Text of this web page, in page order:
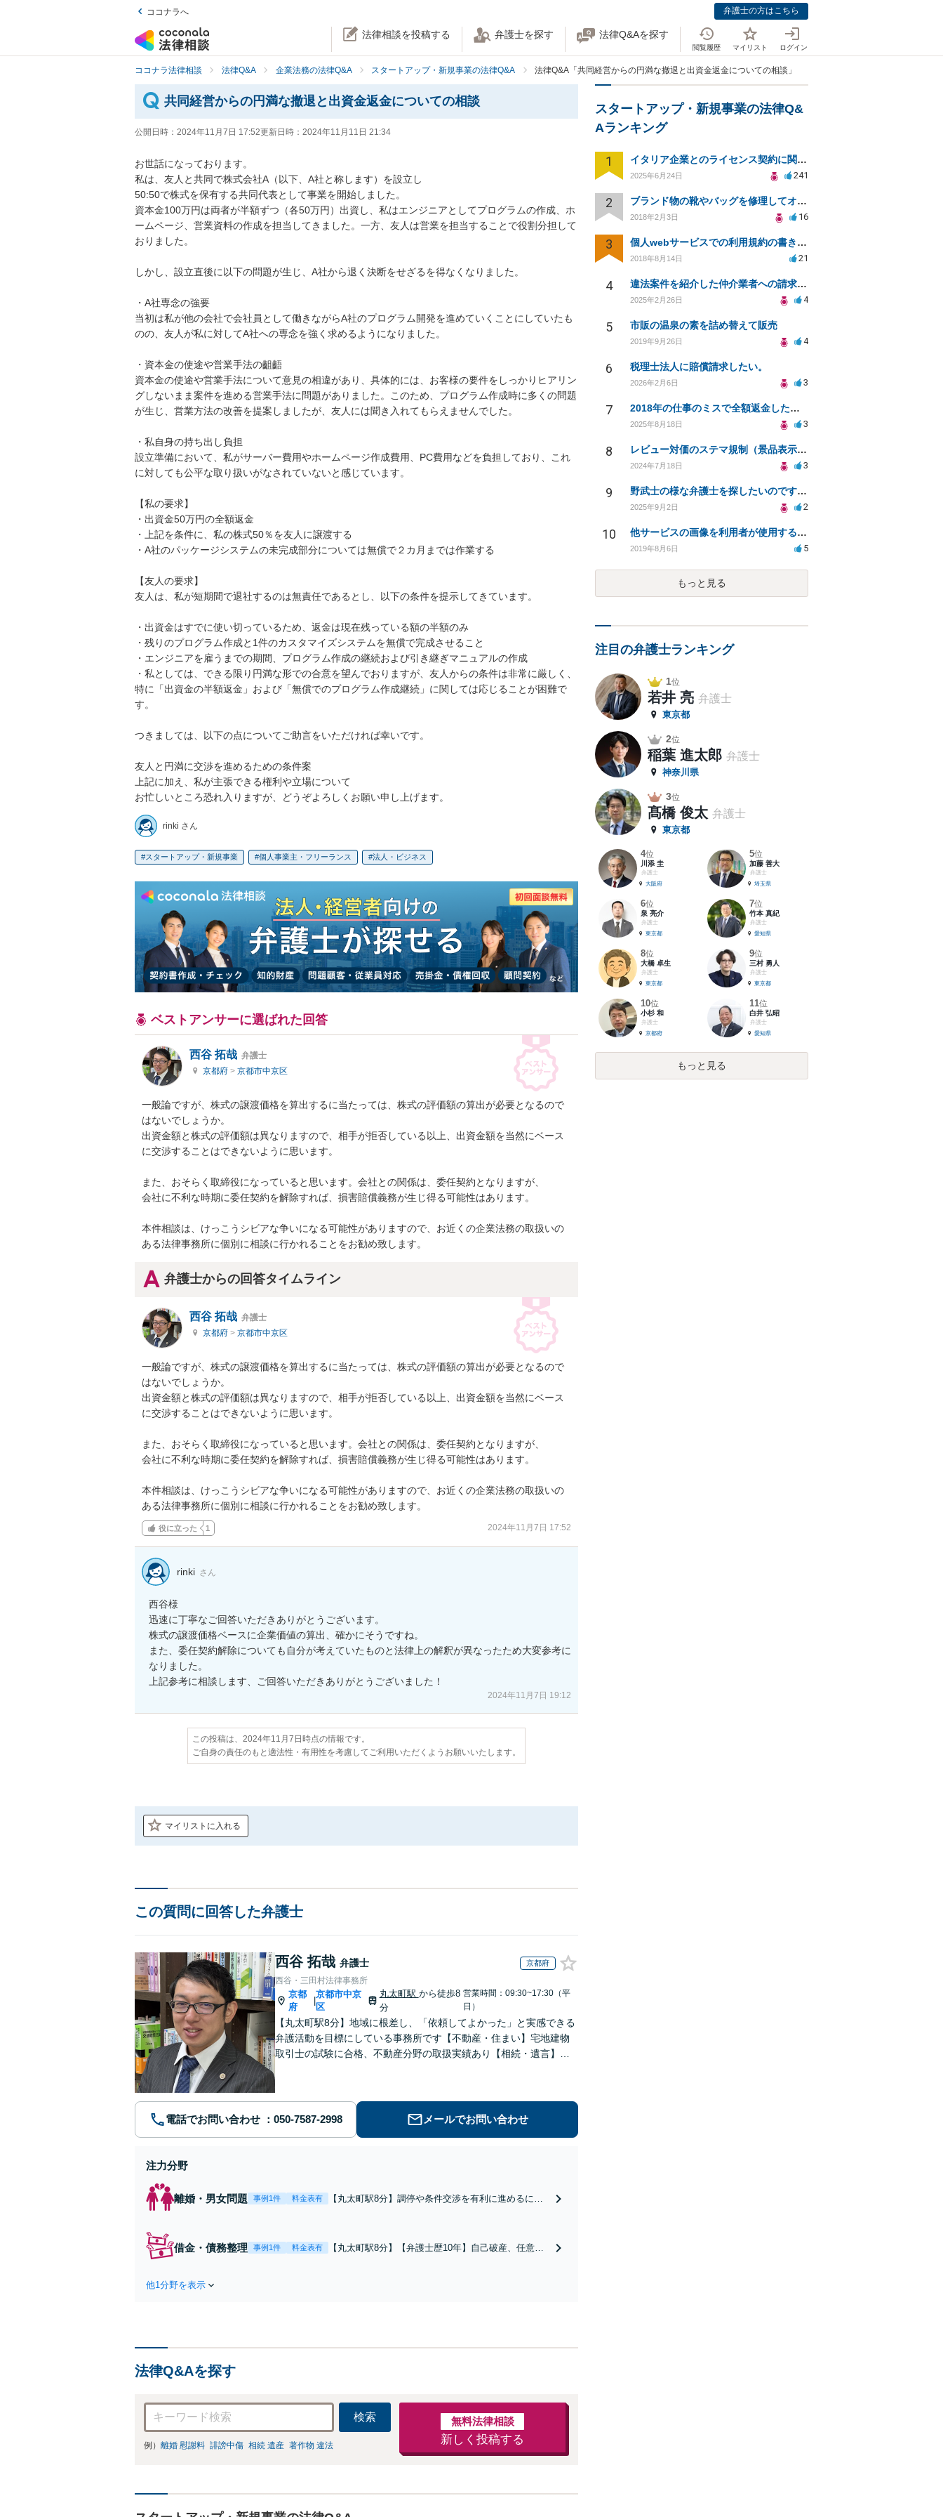
ココナラへ 弁護士の方はこちら
法律相談を投稿する 弁護士を探す 法律Q&Aを探す
閲覧履歴 マイリスト ログイン
ココナラ法律相談 法律Q&A 企業法務の法律Q&A スタートアップ・新規事業の法律Q&A 法律Q&A「共同経営からの円満な撤退と出資金返金についての相談」
共同経営からの円満な撤退と出資金返金についての相談
公開日時： 2024年11月7日 17:52更新日時： 2024年11月11日 21:34
お世話になっております。
私は、友人と共同で株式会社A（以下、A社と称します）を設立し
50:50で株式を保有する共同代表として事業を開始しました。
資本金100万円は両者が半額ずつ（各50万円）出資し、私はエンジニアとしてプログラムの作成、ホ
ームページ、営業資料の作成を担当してきました。一方、友人は営業を担当することで役割分担して
おりました。
しかし、設立直後に以下の問題が生じ、A社から退く決断をせざるを得なくなりました。
・A社専念の強要
当初は私が他の会社で会社員として働きながらA社のプログラム開発を進めていくことにしていたも
のの、友人が私に対してA社への専念を強く求めるようになりました。
・資本金の使途や営業手法の齟齬
資本金の使途や営業手法について意見の相違があり、具体的には、お客様の要件をしっかりヒアリン
グしないまま案件を進める営業手法に問題がありました。このため、プログラム作成時に多くの問題
が生じ、営業方法の改善を提案しましたが、友人には聞き入れてもらえませんでした。
・私自身の持ち出し負担
設立準備において、私がサーバー費用やホームページ作成費用、PC費用などを負担しており、これ
に対しても公平な取り扱いがなされていないと感じています。
【私の要求】
・出資金50万円の全額返金
・上記を条件に、私の株式50％を友人に譲渡する
・A社のパッケージシステムの未完成部分については無償で２カ月までは作業する
【友人の要求】
友人は、私が短期間で退社するのは無責任であるとし、以下の条件を提示してきています。
・出資金はすでに使い切っているため、返金は現在残っている額の半額のみ
・残りのプログラム作成と1件のカスタマイズシステムを無償で完成させること
・エンジニアを雇うまでの期間、プログラム作成の継続および引き継ぎマニュアルの作成
・私としては、できる限り円満な形での合意を望んでおりますが、友人からの条件は非常に厳しく、
特に「出資金の半額返金」および「無償でのプログラム作成継続」に関しては応じることが困難で
す。
つきましては、以下の点についてご助言をいただければ幸いです。
友人と円満に交渉を進めるための条件案
上記に加え、私が主張できる権利や立場について
お忙しいところ恐れ入りますが、どうぞよろしくお願い申し上げます。
rinki さん
スタートアップ・新規事業 個人事業主・フリーランス 法人・ビジネス
ベストアンサーに選ばれた回答
西谷 拓哉 弁護士
京都府 > 京都市中京区
一般論ですが、株式の譲渡価格を算出するに当たっては、株式の評価額の算出が必要となるので
はないでしょうか。
出資金額と株式の評価額は異なりますので、相手が拒否している以上、出資金額を当然にベース
に交渉することはできないように思います。
また、おそらく取締役になっていると思います。会社との関係は、委任契約となりますが、
会社に不利な時期に委任契約を解除すれば、損害賠償義務が生じ得る可能性はあります。
本件相談は、けっこうシビアな争いになる可能性がありますので、お近くの企業法務の取扱いの
ある法律事務所に個別に相談に行かれることをお勧め致します。
弁護士からの回答タイムライン
西谷 拓哉 弁護士
京都府 > 京都市中京区
一般論ですが、株式の譲渡価格を算出するに当たっては、株式の評価額の算出が必要となるので
はないでしょうか。
出資金額と株式の評価額は異なりますので、相手が拒否している以上、出資金額を当然にベース
に交渉することはできないように思います。
また、おそらく取締役になっていると思います。会社との関係は、委任契約となりますが、
会社に不利な時期に委任契約を解除すれば、損害賠償義務が生じ得る可能性はあります。
本件相談は、けっこうシビアな争いになる可能性がありますので、お近くの企業法務の取扱いの
ある法律事務所に個別に相談に行かれることをお勧め致します。
役に立った 1 2024年11月7日 17:52
rinki さん
西谷様
迅速に丁寧なご回答いただきありがとうございます。
株式の譲渡価格ベースに企業価値の算出、確かにそうですね。
また、委任契約解除についても自分が考えていたものと法律上の解釈が異なったため大変参考に
なりました。
上記参考に相談します、ご回答いただきありがとうございました！
2024年11月7日 19:12
この投稿は、2024年11月7日時点の情報です。
ご自身の責任のもと適法性・有用性を考慮してご利用いただくようお願いいたします。
マイリストに入れる
この質問に回答した弁護士
西谷 拓哉 弁護士 京都府
西谷・三田村法律事務所
京都
府
京都市中京
区
丸太町駅 から徒歩8
分
営業時間：09:30~17:30（平
日）
【丸太町駅8分】地域に根差し、「依頼してよかった」と実感できる
弁護活動を目標にしている事務所です【不動産・住まい】宅地建物
取引士の試験に合格、不動産分野の取扱実績あり【相続・遺言】相
電話でお問い合わせ メールでお問い合わせ
注力分野
離婚・男女問題 事例1件 料金表有
【丸太町駅8分】調停や条件交渉を有利に進めるに
い【初回相談３０分無料】【電話相談可】
借金・債務整理 事例1件 料金表有
【丸太町駅8分】【弁護士歴10年】自己破産、任意整
他1分野を表示
法律Q&Aを探す
検索
例） 離婚 慰謝料 誹謗中傷 相続 遺産 著作物 違法
無料法律相談
新しく投稿する
スタートアップ・新規事業の法律Q&
Aランキング
1 イタリア企業とのライセンス契約に関する法律相談
2025年6月24日 241
2 ブランド物の靴やバッグを修理してオークションなどに出品したりすることは商標権の侵害にあたりますか？
2018年2月3日 16
3 個人webサービスでの利用規約の書き方として「株式会社○○（以下当社）」と違う表現はありますか？
2018年8月14日 21
4 違法案件を紹介した仲介業者への請求と違法契約の無効確認
2025年2月26日 4
5 市販の温泉の素を詰め替えて販売
2019年9月26日 4
6 税理士法人に賠償請求したい。
2026年2月6日 3
7 2018年の仕事のミスで全額返金したにもかかわらず、当時の取引先から執拗に対応を求められる
2025年8月18日 3
8 レビュー対価のステマ規制（景品表示法）への抵触の可能性について
2024年7月18日 3
9 野武士の様な弁護士を探したいのですが、方策を教えて下さい。
2025年9月2日 2
10 他サービスの画像を利用者が使用する場合、著作権侵害にならないでしょうか。（利用規約作成者を探してます
2019年8月6日 5
もっと見る
注目の弁護士ランキング
1位
若井 亮 弁護士
東京都
2位
稲葉 進太郎 弁護士
神奈川県
3位
髙橋 俊太 弁護士
東京都
4位
川添 圭
弁護士
大阪府
5位
加藤 善大
弁護士
埼玉県
6位
泉 亮介
弁護士
東京都
7位
竹本 真紀
弁護士
愛知県
8位
大橋 卓生
弁護士
東京都
9位
三村 勇人
弁護士
東京都
10位
小杉 和
弁護士
京都府
11位
白井 弘昭
弁護士
愛知県
もっと見る